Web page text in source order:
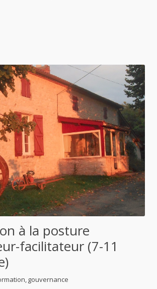
à la posture
facilitateur (7-11
gouvernance